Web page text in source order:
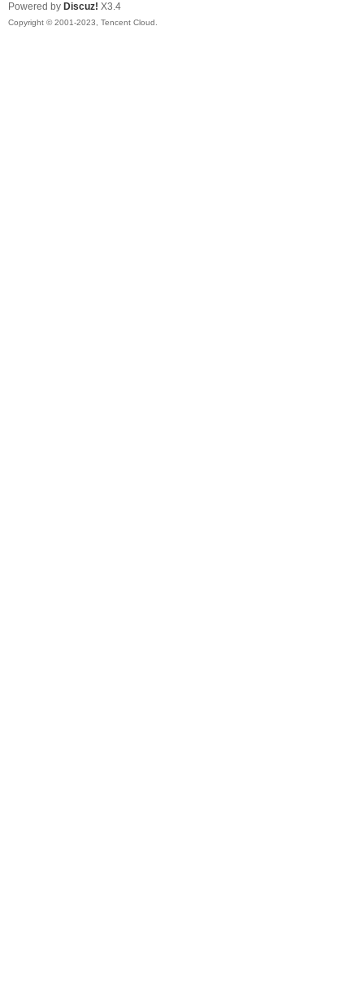
Powered by Discuz! X3.4
Copyright © 2001-2023, Tencent Cloud.